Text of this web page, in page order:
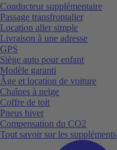
Conducteur supplémentaire
Passage transfrontalier
Location aller simple
Livraison à une adresse
GPS
Siège auto pour enfant
Modèle garanti
Âge et location de voiture
Chaînes à neige
Coffre de toit
Pneus hiver
Compensation du CO2
Tout savoir sur les suppléments